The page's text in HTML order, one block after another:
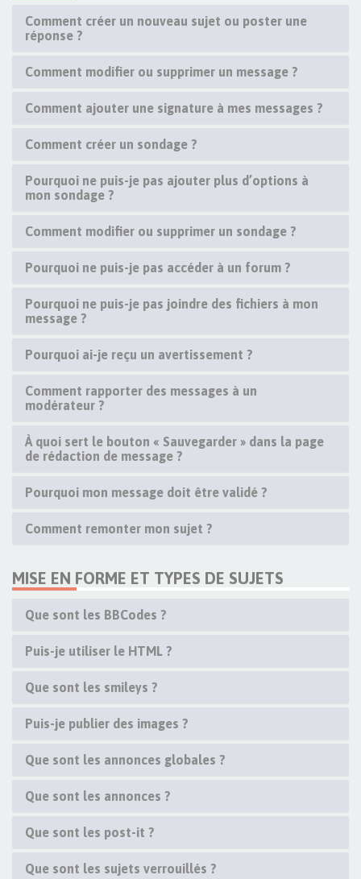
Comment créer un nouveau sujet ou poster une
réponse ?
Comment modifier ou supprimer un message ?
Comment ajouter une signature à mes messages ?
Comment créer un sondage ?
Pourquoi ne puis-je pas ajouter plus d’options à
mon sondage ?
Comment modifier ou supprimer un sondage ?
Pourquoi ne puis-je pas accéder à un forum ?
Pourquoi ne puis-je pas joindre des fichiers à mon
message ?
Pourquoi ai-je reçu un avertissement ?
Comment rapporter des messages à un
modérateur ?
À quoi sert le bouton « Sauvegarder » dans la page
de rédaction de message ?
Pourquoi mon message doit être validé ?
Comment remonter mon sujet ?
MISE EN FORME ET TYPES DE SUJETS
Que sont les BBCodes ?
Puis-je utiliser le HTML ?
Que sont les smileys ?
Puis-je publier des images ?
Que sont les annonces globales ?
Que sont les annonces ?
Que sont les post-it ?
Que sont les sujets verrouillés ?